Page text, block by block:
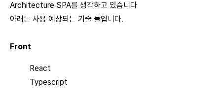
Architecture SPA를 생각하고 있습니다
아래는 사용 예상되는 기술 들입니다.
Front
React
Typescript